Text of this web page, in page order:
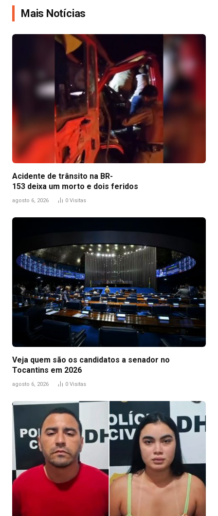
Mais Notícias
Acidente de trânsito na BR-
153 deixa um morto e dois feridos
agosto 6, 2026 0 Visitas
Veja quem são os candidatos a senador no
Tocantins em 2026
agosto 6, 2026 0 Visitas